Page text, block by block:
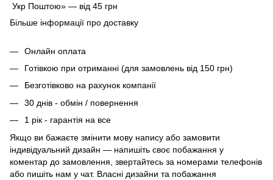
Укр Поштою» — від 45 грн
Більше інформації про доставку
Онлайн оплата
Готівкою при отриманні (для замовлень від 150 грн)
Безготівково на рахунок компанії
30 днів - обмін / повернення
1 рік - гарантія на все
Якщо ви бажаєте змінити мову напису або замовити
індивідуальний дизайн — напишіть своє побажання у
коментар до замовлення, звертайтесь за номерами телефонів
або пишіть нам у чат. Власні дизайни та побажання